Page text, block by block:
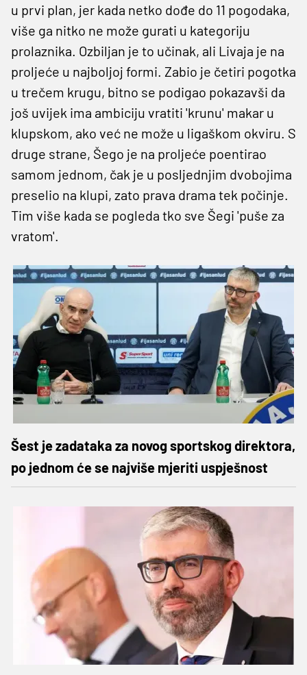
u prvi plan, jer kada netko dođe do 11 pogodaka,
više ga nitko ne može gurati u kategoriju
prolaznika. Ozbiljan je to učinak, ali Livaja je na
proljeće u najboljoj formi. Zabio je četiri pogotka
u trečem krugu, bitno se podigao pokazavši da
još uvijek ima ambiciju vratiti 'krunu' makar u
klupskom, ako već ne može u ligaškom okviru. S
druge strane, Šego je na proljeće poentirao
samom jednom, čak je u posljednjim dvobojima
preselio na klupi, zato prava drama tek počinje.
Tim više kada se pogleda tko sve Šegi 'puše za
vratom'.
Šest je zadataka za novog sportskog direktora,
po jednom će se najviše mjeriti uspješnost